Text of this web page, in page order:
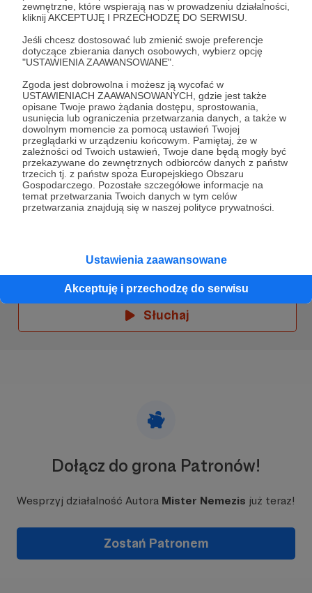
zewnętrzne, które wspierają nas w prowadzeniu działalności,
kliknij AKCEPTUJĘ I PRZECHODZĘ DO SERWISU.
Jeśli chcesz dostosować lub zmienić swoje preferencje
dotyczące zbierania danych osobowych, wybierz opcję
"USTAWIENIA ZAAWANSOWANE".
Zgoda jest dobrowolna i możesz ją wycofać w
USTAWIENIACH ZAAWANSOWANYCH, gdzie jest także
opisane Twoje prawo żądania dostępu, sprostowania,
usunięcia lub ograniczenia przetwarzania danych, a także w
dowolnym momencie za pomocą ustawień Twojej
przeglądarki w urządzeniu końcowym. Pamiętaj, że w
zależności od Twoich ustawień, Twoje dane będą mogły być
przekazywane do zewnętrznych odbiorców danych z państw
trzecich tj. z państw spoza Europejskiego Obszaru
Gospodarczego. Pozostałe szczegółowe informacje na
temat przetwarzania Twoich danych w tym celów
przetwarzania znajdują się w naszej polityce prywatności.
Ustawienia zaawansowane
Akceptuję i przechodzę do serwisu
ilości słuchaczy.
Może to, co opowiem, pomoże Tobie uniknąć
konieczności przeżywania podobnych trudności.
sprawiedliwości i przeznaczeniu, to także refleksje
nad etyką oraz sposobem patrzenia na kwestie
kary i jej skutków.
Rozwiń opis
Słuchaj w Patronite Audio!
Słuchaj Mister Nemezis w aplikacji Patronite
Audio.
Pobierz aplikację na swój telefon lub słuchaj w
Słuchaj
Dołącz do grona Patronów!
Wesprzyj działalność Autora Mister Nemezis już teraz!
Zostań Patronem